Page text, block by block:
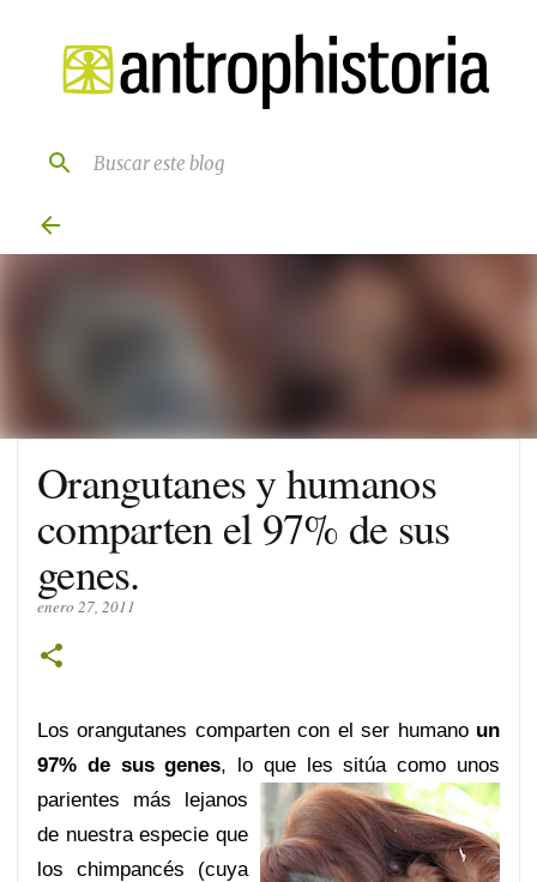
Ir al contenido principal
Orangutanes y humanos
comparten el 97% de sus
genes.
enero 27, 2011
Los orangutanes comparten con el ser humano un
97% de sus genes, lo que les sitúa como unos
parientes más lejanos
de nuestra especie que
los chimpancés (cuya